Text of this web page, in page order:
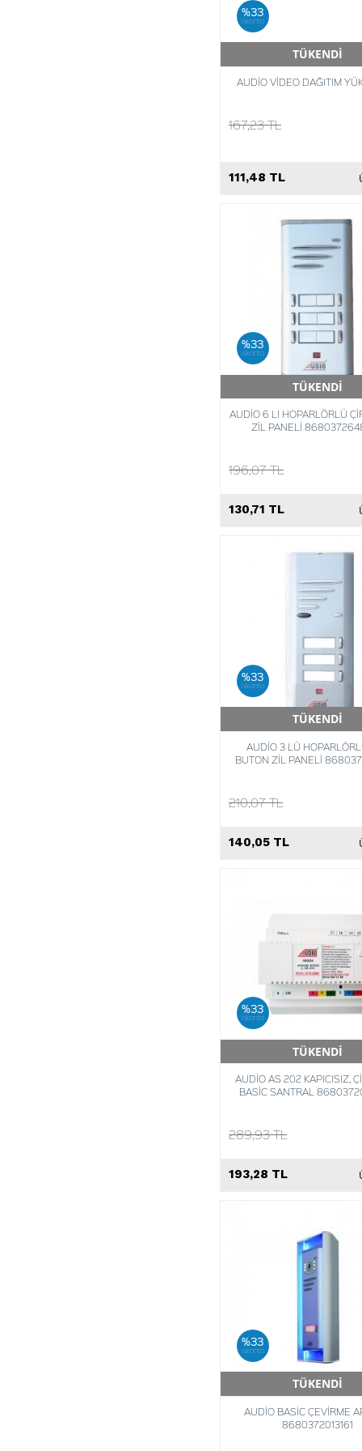
TÜKENDİ
Hızlı Teslimat
AUDİO VİDEO DAĞITIM
167,23 TL
%33
iskonto
111,48 TL
TÜKENDİ
Hızlı Teslimat
AUDİO 6 LI HOPARLÖRLÜ
ZİL PANELİ
196,07 TL
%33
iskonto
130,71 TL
TÜKENDİ
Hızlı Teslimat
AUDİO 3 LÜ
BUTON ZİL PANELİ
210,07 TL
%33
iskonto
140,05 TL
TÜKENDİ
Hızlı Teslimat
AUDİO AS 202 KAPICISIZ,
BASİC SANTRAL
289,93 TL
%33
iskonto
193,28 TL
TÜKENDİ
Hızlı Teslimat
AUDİO BASİC ÇEVİRME
8680372013161
%33
iskonto